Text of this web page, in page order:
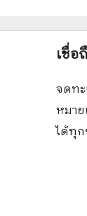
เชื่อ
จดท
หมา
ได้ทุ